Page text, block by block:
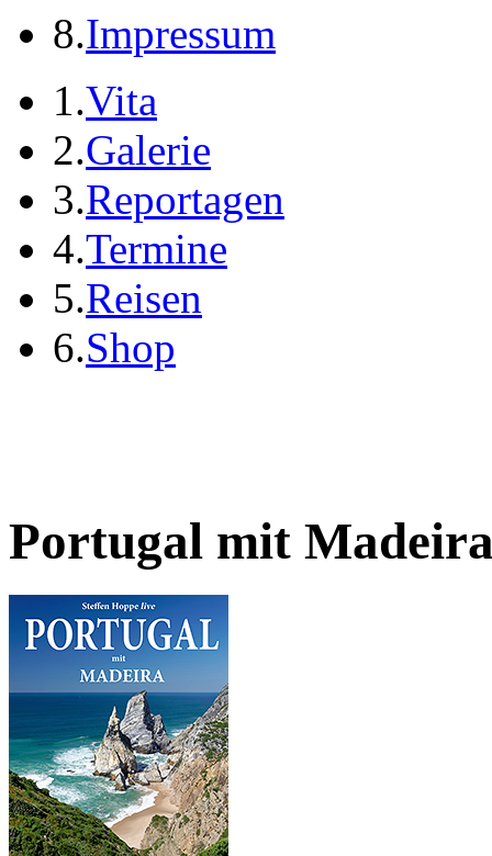
8.Impressum
1.Vita
2.Galerie
3.Reportagen
4.Termine
5.Reisen
6.Shop
Portugal mit